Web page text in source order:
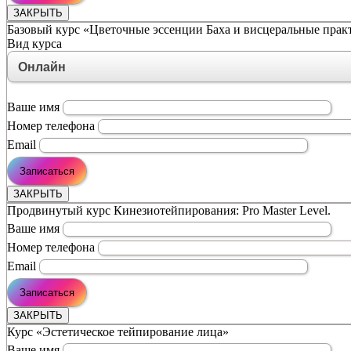
ЗАКРЫТЬ
Базовый курс «Цветочные эссенции Баха и висцеральные
Вид курса
Ваше имя
Номер телефона
Email
ЗАКРЫТЬ
Продвинутый курс Кинезиотейпирования: Pro Master Level.
Ваше имя
Номер телефона
Email
ЗАКРЫТЬ
Курс «Эстетическое тейпирование лица»